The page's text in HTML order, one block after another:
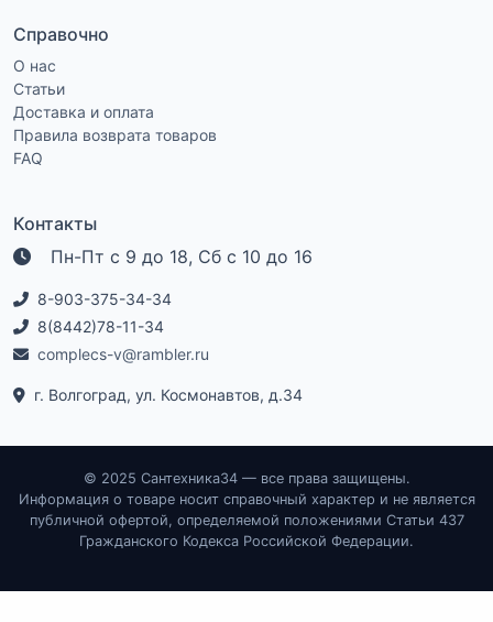
Справочно
О нас
Статьи
Доставка и оплата
Правила возврата товаров
FAQ
Контакты
Пн-Пт с 9 до 18, Сб с 10 до 16
8-903-375-34-34
8(8442)78-11-34
complecs-v@rambler.ru
г. Волгоград, ул. Космонавтов, д.34
© 2025 Сантехника34 — все права защищены.
Информация о товаре носит справочный характер и не является
публичной офертой, определяемой положениями Статьи 437
Гражданского Кодекса Российской Федерации.